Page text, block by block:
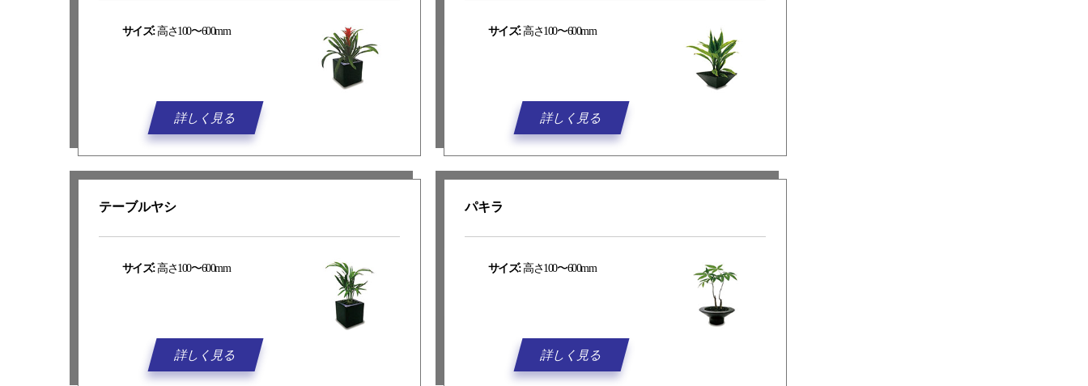
サイズ:高さ100〜600mm
詳しく見る
サイズ:高さ100〜600mm
詳しく見る
テーブルヤシ
サイズ:高さ100〜600mm
詳しく見る
パキラ
サイズ:高さ100〜600mm
詳しく見る